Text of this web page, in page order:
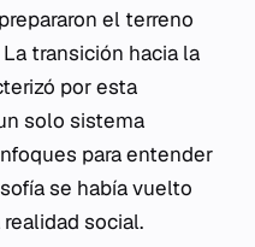
el terreno
transición hacia la
por esta
solo sistema
para entender
se había vuelto
social.